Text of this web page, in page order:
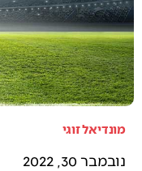
מונדיאל זוגי
נובמבר 30, 2022